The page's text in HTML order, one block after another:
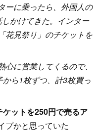
ーに乗ったら、外国人の
かけてきた。インター
花見祭り」のチケットを
に営業してくるので、
ら1枚ずつ、計3枚買っ
ケットを250円で売るア
プかと思っていた